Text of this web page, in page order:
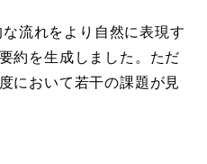
流れをより自然に表現す
約を生成しました。ただ
において若干の課題が見